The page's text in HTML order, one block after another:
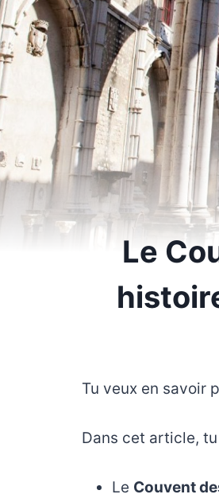
Le
Tu veux en savoir
Dans cet article,
Le Couvent